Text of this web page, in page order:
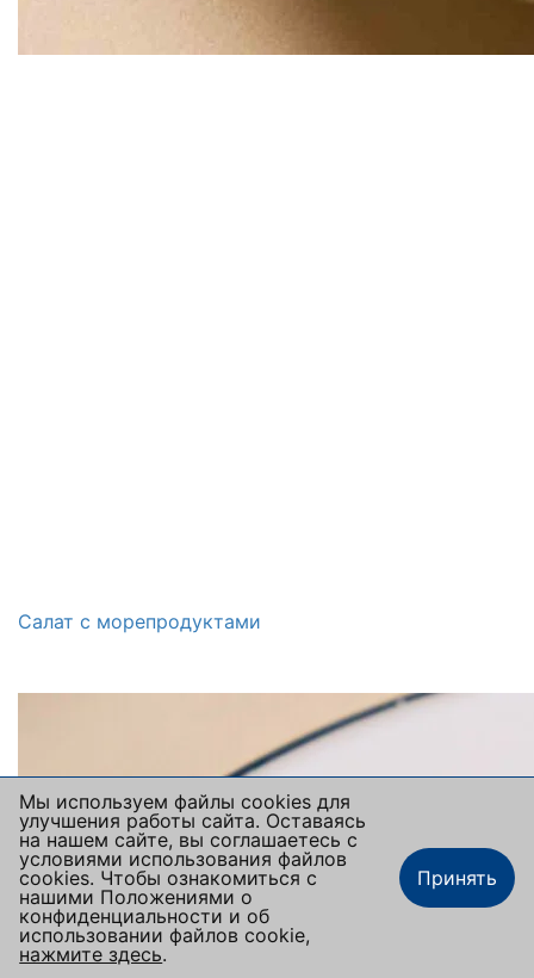
Салат с морепродуктами
Заказать столик
Мы используем файлы cookies для
улучшения работы сайта. Оставаясь
на нашем сайте, вы соглашаетесь с
условиями использования файлов
cookies. Чтобы ознакомиться с
нашими Положениями о
конфиденциальности и об
использовании файлов cookie,
нажмите здесь.
Принять